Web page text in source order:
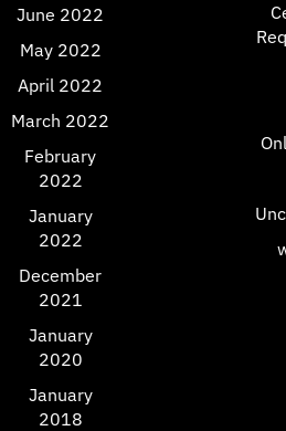
June 2022
May 2022
April 2022
March 2022
February
2022
January
2022
December
2021
January
2020
January
2018